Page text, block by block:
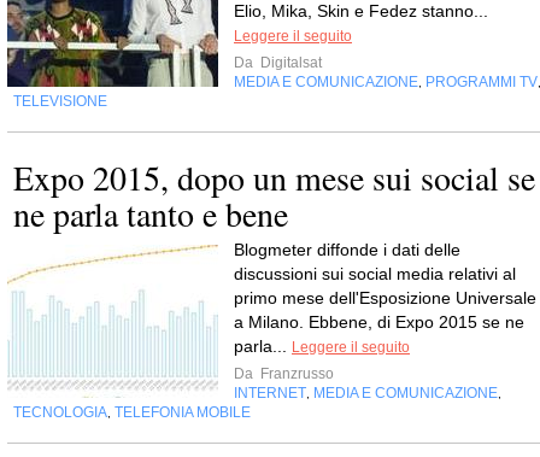
Elio, Mika, Skin e Fedez stanno...
Leggere il seguito
Da Digitalsat
MEDIA E COMUNICAZIONE PROGRAMMI TV
TELEVISIONE
Expo 2015, dopo un mese sui social se
ne parla tanto e bene
Blogmeter diffonde i dati delle
discussioni sui social media relativi al
primo mese dell'Esposizione Universale
a Milano. Ebbene, di Expo 2015 se ne
parla...
Leggere il seguito
Da Franzrusso
INTERNET MEDIA E COMUNICAZIONE
TECNOLOGIA TELEFONIA MOBILE